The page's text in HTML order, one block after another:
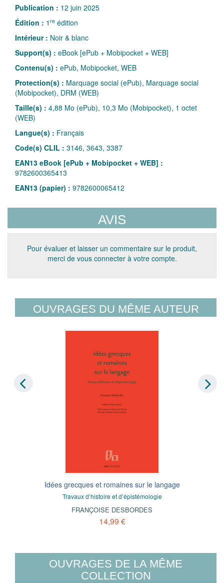
Publication : 12 juin 2025
Édition : 1 re édition
Intérieur : Noir & blanc
Support(s) : eBook [ePub + Mobipocket + WEB]
Contenu(s) : ePub, Mobipocket, WEB
Protection(s) : Marquage social (ePub), Marquage social
(Mobipocket), DRM (WEB)
Taille(s) : 4,88 Mo (ePub), 10,3 Mo (Mobipocket), 1 octet
(WEB)
Langue(s) : Français
Code(s) CLIL : 3146, 3643, 3387
EAN13 eBook [ePub + Mobipocket + WEB] :
9782600365413
EAN13 (papier) : 9782600065412
AVIS
Pour évaluer et laisser un commentaire sur le produit,
merci de vous connecter à votre compte.
OUVRAGES DU MÊME AUTEUR
Idées grecques et romaines sur le langage
Travaux d’histoire et d’épistémologie
FRANÇOISE DESBORDES
14,99 €
OUVRAGES DE LA MÊME
COLLECTION